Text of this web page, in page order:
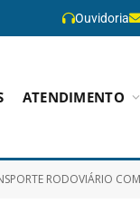
Ouvidoria
ATENDIMENTO
– TFD, NO TRAJETO PARAGOMINAS/BELÉM/PARAGOMINAS E